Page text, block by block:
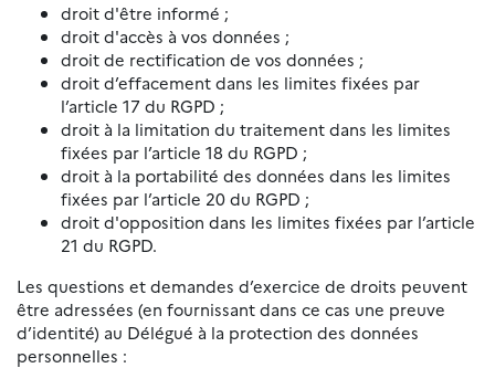
droit d'être informé ;
droit d'accès à vos données ;
droit de rectification de vos données ;
droit d’effacement dans les limites fixées par
l’article 17 du RGPD ;
droit à la limitation du traitement dans les limites
fixées par l’article 18 du RGPD ;
droit à la portabilité des données dans les limites
fixées par l’article 20 du RGPD ;
droit d'opposition dans les limites fixées par l’article
21 du RGPD.
Les questions et demandes d’exercice de droits peuvent
être adressées (en fournissant dans ce cas une preuve
d’identité) au Délégué à la protection des données
personnelles :